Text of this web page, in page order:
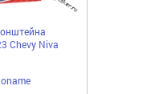
Chevy Niva